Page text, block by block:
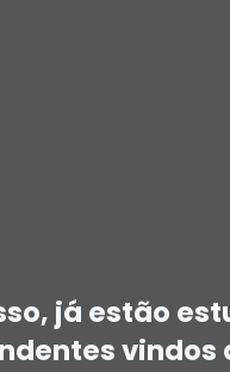
já estão
vindos